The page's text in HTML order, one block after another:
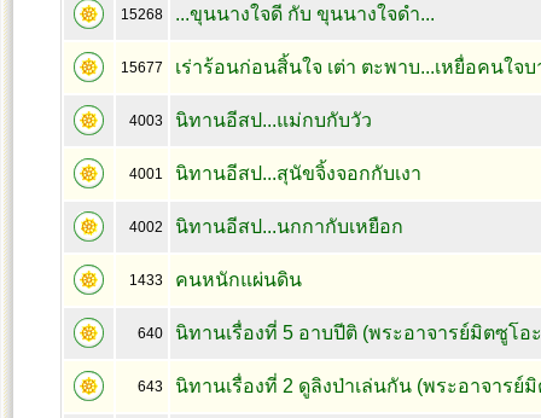
15268 ...ขุนนางใจดี กับ ขุนนางใจดำ...
15677 เร่าร้อนก่อนสิ้นใจ เต่า ตะพาบ...เหยื่อคนใจบ
4003 นิทานอีสป...แม่กบกับวัว
4001 นิทานอีสป...สุนัขจิ้งจอกกับเงา
4002 นิทานอีสป...นกกากับเหยือก
1433 คนหนักแผ่นดิน
640 นิทานเรื่องที่ 5 อาบปีติ (พระอาจารย์มิตซูโอ
643 นิทานเรื่องที่ 2 ดูลิงป่าเล่นกัน (พระอาจารย์